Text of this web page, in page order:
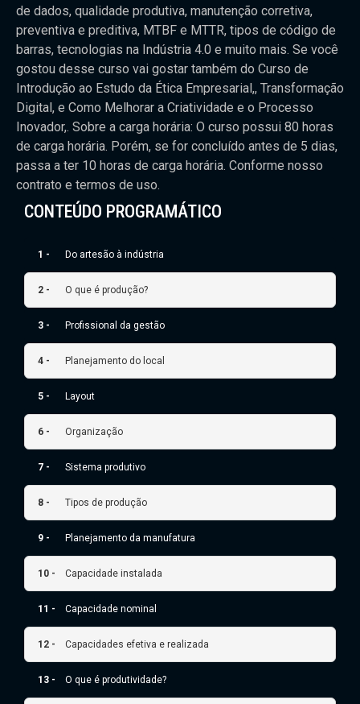
de dados, qualidade produtiva, manutenção corretiva,
preventiva e preditiva, MTBF e MTTR, tipos de código de
barras, tecnologias na Indústria 4.0 e muito mais. Se você
gostou desse curso vai gostar também do Curso de
Introdução ao Estudo da Ética Empresarial,, Transformação
Digital, e Como Melhorar a Criatividade e o Processo
Inovador,. Sobre a carga horária: O curso possui 80 horas
de carga horária. Porém, se for concluído antes de 5 dias,
passa a ter 10 horas de carga horária. Conforme nosso
contrato e termos de uso.
CONTEÚDO PROGRAMÁTICO
1 - Do artesão à indústria
2 - O que é produção?
3 - Profissional da gestão
4 - Planejamento do local
5 - Layout
6 - Organização
7 - Sistema produtivo
8 - Tipos de produção
9 - Planejamento da manufatura
10 - Capacidade instalada
11 - Capacidade nominal
12 - Capacidades efetiva e realizada
13 - O que é produtividade?